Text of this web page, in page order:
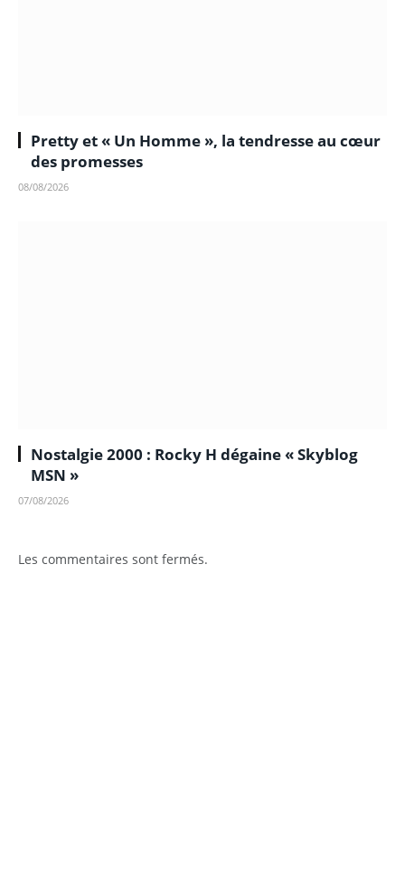
Pretty et « Un Homme », la tendresse au cœur
des promesses
08/08/2026
Nostalgie 2000 : Rocky H dégaine « Skyblog
MSN »
07/08/2026
Les commentaires sont fermés.